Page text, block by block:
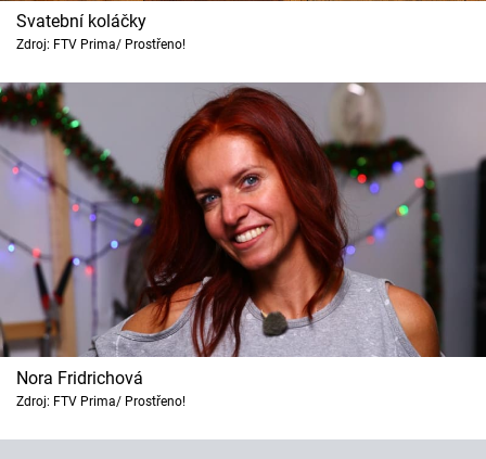
Svatební koláčky
Zdroj: FTV Prima/ Prostřeno!
Nora Fridrichová
Zdroj: FTV Prima/ Prostřeno!